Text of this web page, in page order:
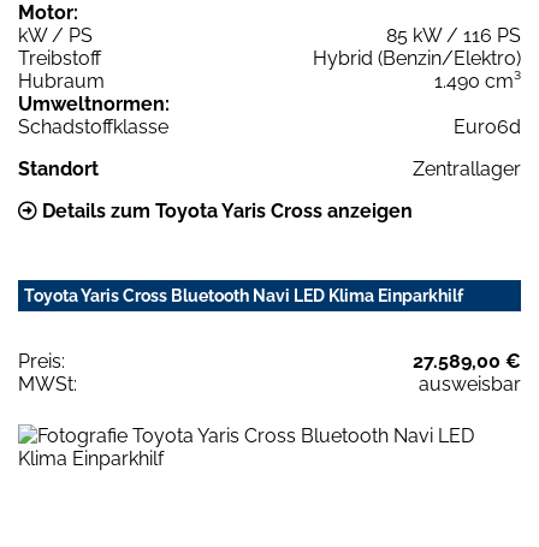
Motor:
kW / PS
85 kW / 116 PS
Treibstoff
Hybrid (Benzin/Elektro)
Hubraum
1.490 cm³
Umweltnormen:
Schadstoffklasse
Euro6d
Standort
Zentrallager
Details zum Toyota Yaris Cross anzeigen
Toyota Yaris Cross Bluetooth Navi LED Klima Einparkhilf
Preis:
27.589,00 €
MWSt:
ausweisbar